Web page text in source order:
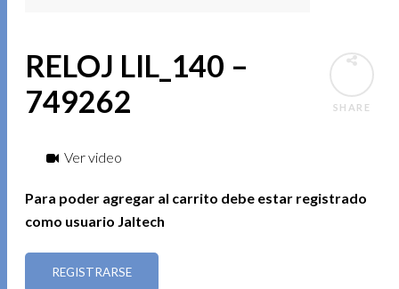
SHARE
RELOJ LIL_140 –
749262
Ver video
Para poder agregar al carrito debe estar registrado
como usuario Jaltech
REGISTRARSE